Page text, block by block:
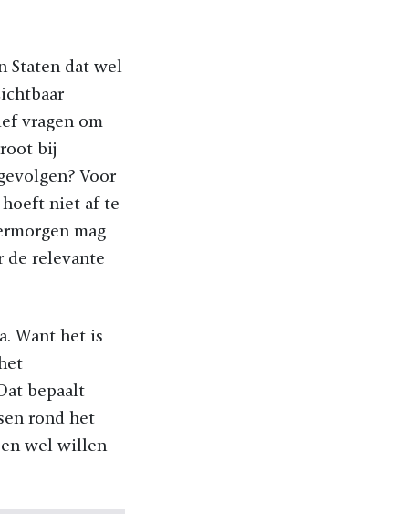
Staten dat wel
vragen om
bij
Voor
hoeft niet af te
mag
de relevante
Want het is
bepaalt
rond het
wel willen